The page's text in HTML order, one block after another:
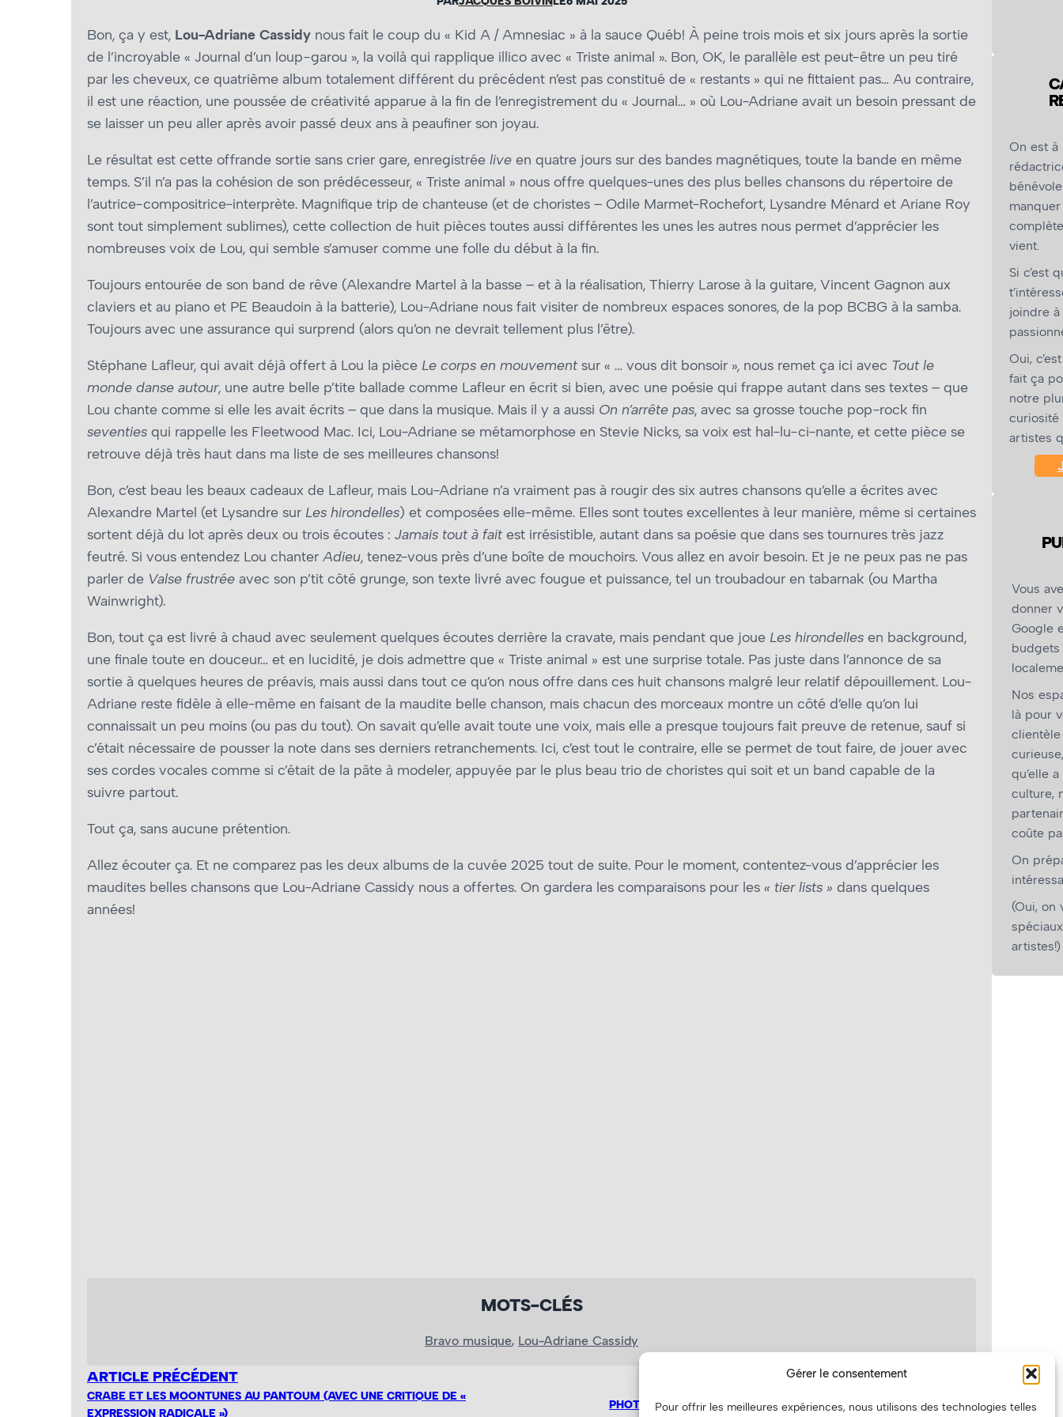
Gérer le consentement
Pour offrir les meilleures expériences, nous utilisons des technologies telles
Bon, ça y est, Lou-Adriane Cassidy nous fait le coup du « Kid A / Amnesiac » à la sauce Québ! À peine trois mois et six jours après la sortie
de l’incroyable « Journal d’un loup-garou », la voilà qui rapplique illico avec « Triste animal ». Bon, OK, le parallèle est peut-être un peu tiré
par les cheveux, ce quatrième album totalement différent du précédent n’est pas constitué de « restants » qui ne fittaient pas… Au contraire,
il est une réaction, une poussée de créativité apparue à la fin de l’enregistrement du « Journal… » où Lou-Adriane avait un besoin pressant de
se laisser un peu aller après avoir passé deux ans à peaufiner son joyau.
Le résultat est cette offrande sortie sans crier gare, enregistrée live en quatre jours sur des bandes magnétiques, toute la bande en même
temps. S’il n’a pas la cohésion de son prédécesseur, « Triste animal » nous offre quelques-unes des plus belles chansons du répertoire de
l’autrice-compositrice-interprète. Magnifique trip de chanteuse (et de choristes – Odile Marmet-Rochefort, Lysandre Ménard et Ariane Roy
sont tout simplement sublimes), cette collection de huit pièces toutes aussi différentes les unes les autres nous permet d’apprécier les
nombreuses voix de Lou, qui semble s’amuser comme une folle du début à la fin.
Toujours entourée de son band de rêve (Alexandre Martel à la basse – et à la réalisation, Thierry Larose à la guitare, Vincent Gagnon aux
claviers et au piano et PE Beaudoin à la batterie), Lou-Adriane nous fait visiter de nombreux espaces sonores, de la pop BCBG à la samba.
Toujours avec une assurance qui surprend (alors qu’on ne devrait tellement plus l’être).
Stéphane Lafleur, qui avait déjà offert à Lou la pièce Le corps en mouvementsur « … vous dit bonsoir », nous remet ça ici avec Tout le
monde danse autour, une autre belle p’tite ballade comme Lafleur en écrit si bien, avec une poésie qui frappe autant dans ses textes – que
Lou chante comme si elle les avait écrits – que dans la musique. Mais il y a aussi On n’arrête pas, avec sa grosse touche pop-rock fin
seventies qui rappelle les Fleetwood Mac. Ici, Lou-Adriane se métamorphose en Stevie Nicks, sa voix est hal-lu-ci-nante, et cette pièce se
retrouve déjà très haut dans ma liste de ses meilleures chansons!
Bon, c’est beau les beaux cadeaux de Lafleur, mais Lou-Adriane n’a vraiment pas à rougir des six autres chansons qu’elle a écrites avec
Alexandre Martel (et Lysandre sur Les hirondelles) et composées elle-même. Elles sont toutes excellentes à leur manière, même si certaines
sortent déjà du lot après deux ou trois écoutes : Jamais tout à faitest irrésistible, autant dans sa poésie que dans ses tournures très jazz
feutré. Si vous entendez Lou chanter Adieu, tenez-vous près d’une boîte de mouchoirs. Vous allez en avoir besoin. Et je ne peux pas ne pas
parler de Valse frustrée avec son p’tit côté grunge, son texte livré avec fougue et puissance, tel un troubadour en tabarnak (ou Martha
Wainwright).
Bon, tout ça est livré à chaud avec seulement quelques écoutes derrière la cravate, mais pendant que joue Les hirondelles en background,
une finale toute en douceur… et en lucidité, je dois admettre que « Triste animal » est une surprise totale. Pas juste dans l’annonce de sa
sortie à quelques heures de préavis, mais aussi dans tout ce qu’on nous offre dans ces huit chansons malgré leur relatif dépouillement. Lou-
Adriane reste fidèle à elle-même en faisant de la maudite belle chanson, mais chacun des morceaux montre un côté d’elle qu’on lui
connaissait un peu moins (ou pas du tout). On savait qu’elle avait toute une voix, mais elle a presque toujours fait preuve de retenue, sauf si
c’était nécessaire de pousser la note dans ses derniers retranchements. Ici, c’est tout le contraire, elle se permet de tout faire, de jouer avec
ses cordes vocales comme si c’était de la pâte à modeler, appuyée par le plus beau trio de choristes qui soit et un band capable de la
suivre partout.
Tout ça, sans aucune prétention.
Allez écouter ça. Et ne comparez pas les deux albums de la cuvée 2025 tout de suite. Pour le moment, contentez-vous d’apprécier les
maudites belles chansons que Lou-Adriane Cassidy nous a offertes. On gardera les comparaisons pour les « tier lists » dans quelques
années!
MOTS-CLÉS
Bravo musique, Lou-Adriane Cassidy
ARTICLE PRÉCÉDENT
CRABE ET LES MOONTUNES AU PANTOUM (AVEC UNE CRITIQUE DE «
EXPRESSION RADICALE »)
PHOTOS : LES HAY BABIES (+ PATRICK BOURDON) AU GRIZZLY FUZZ
On est
vient.
Si c’est
joindre
Oui,
fait ça
notre
curiosité
artistes
Vous
donner
Google
Nos
là pour
clientèle
qu’elle
culture,
coûte
On
(Oui, on
artistes!)